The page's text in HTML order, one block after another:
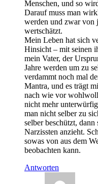
Menschen, und so
Darauf muss man
werden und zwar von
wertschätzt.
Mein Leben hat sich
Hinsicht – mit seinen
mein Vater, der
Jahre werden um zu
verdammt noch mal
Mantra, und es trägt
nach wie vor
nicht mehr
man nicht selber zu
selber beschützt,
Narzissten anzieht.
sowas von aus dem
beobachten kann.
Antworten